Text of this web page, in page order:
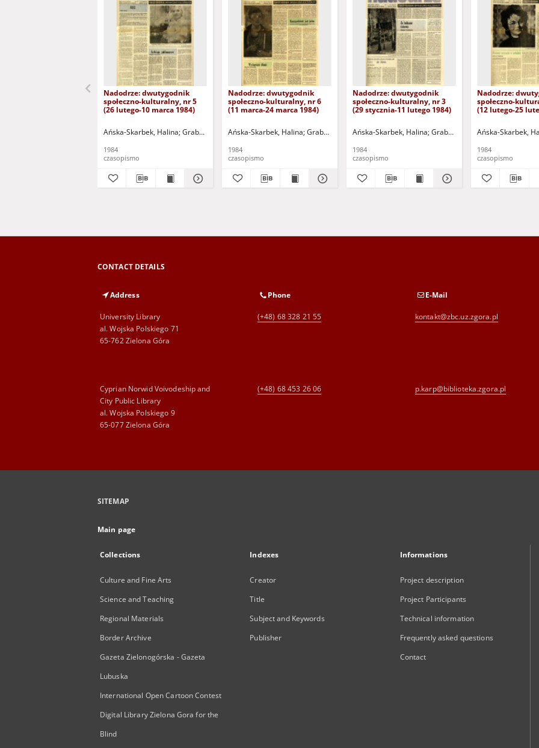
Nadodrze: dwutygodnik
społeczno-kulturalny, nr 5
(26 lutego-10 marca 1984)
Ańska-Skarbek, Halina Grabowska, Lucyna Grochomalski, Piotr Hermanowicz, Leszek Horowicz, Michał Koniusz, Janusz (1934-
1984
czasopismo
Nadodrze: dwutygodnik
społeczno-kulturalny, nr 6
(11 marca-24 marca 1984)
Ańska-Skarbek, Halina Grabowska, Lucyna Grochomalski, Piotr Hermanowicz, Leszek
1984
czasopismo
Nadodrze: dwutygodnik
społeczno-kulturalny, nr 3
(29 stycznia-11 lutego 1984)
Ańska-Skarbek, Halina Grabowska, Lucyna
1984
czasopismo
Nadodrze:
społeczno-
(12 lutego-25
Ańska-Skarbek,
1984
czasopismo
CONTACT DETAILS
Address
University Library
al. Wojska Polskiego 71
65-762 Zielona Góra
Phone
(+48) 68 328 21 55
E-Mail
kontakt@zbc.uz.zgora.pl
Cyprian Norwid Voivodeship and
City Public Library
al. Wojska Polskiego 9
65-077 Zielona Góra
(+48) 68 453 26 06 p.karp@biblioteka.zgora.pl
SITEMAP
Main page
Collections
Culture and Fine Arts
Science and Teaching
Regional Materials
Border Archive
Gazeta Zielonogórska - Gazeta
Lubuska
International Open Cartoon Contest
Digital Library Zielona Gora for the
Blind
Indexes
Creator
Title
Subject and Keywords
Publisher
Informations
Project description
Project Participants
Technical information
Frequently asked questions
Contact